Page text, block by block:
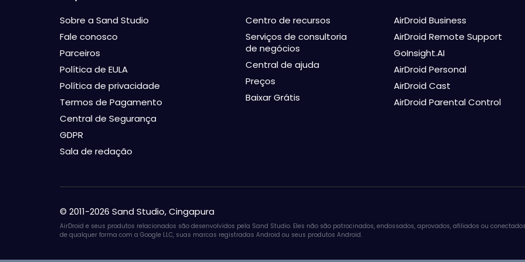
Sobre a Sand Studio
Fale conosco
Parceiros
Política de EULA
Política de privacidade
Termos de Pagamento
Central de Segurança
GDPR
Sala de redação
Centro de recursos
Serviços de consultoria
de negócios
Central de ajuda
Preços
Baixar Grátis
AirDroid Business
AirDroid Remote Support
GoInsight.AI
AirDroid Personal
AirDroid Cast
AirDroid Parental Control
© 2011-2026 Sand Studio, Cingapura
AirDroid e seus produtos relacionados são desenvolvidos pela Sand Studio. Eles não são patrocinados, endossados, aprovados, afiliados ou conectados
de qualquer forma com a Google LLC, suas marcas registradas Android ou seus produtos Android.